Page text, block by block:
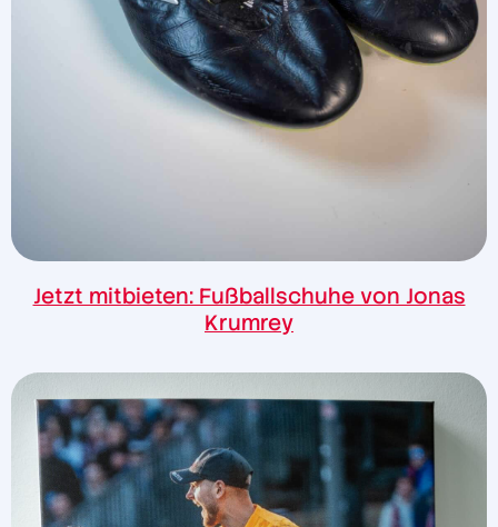
Jetzt mitbieten: Fußballschuhe von Jonas
Krumrey